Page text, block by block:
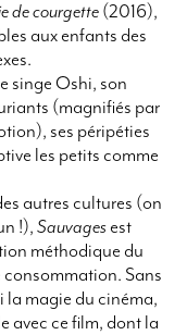
de courgette(2016),
aux enfants des
singe Oshi, son
(magnifiés par
ses péripéties
les petits comme
autres cultures (on
!), Sauvages est
méthodique du
Sans
la magie du cinéma,
avec ce film, dont la